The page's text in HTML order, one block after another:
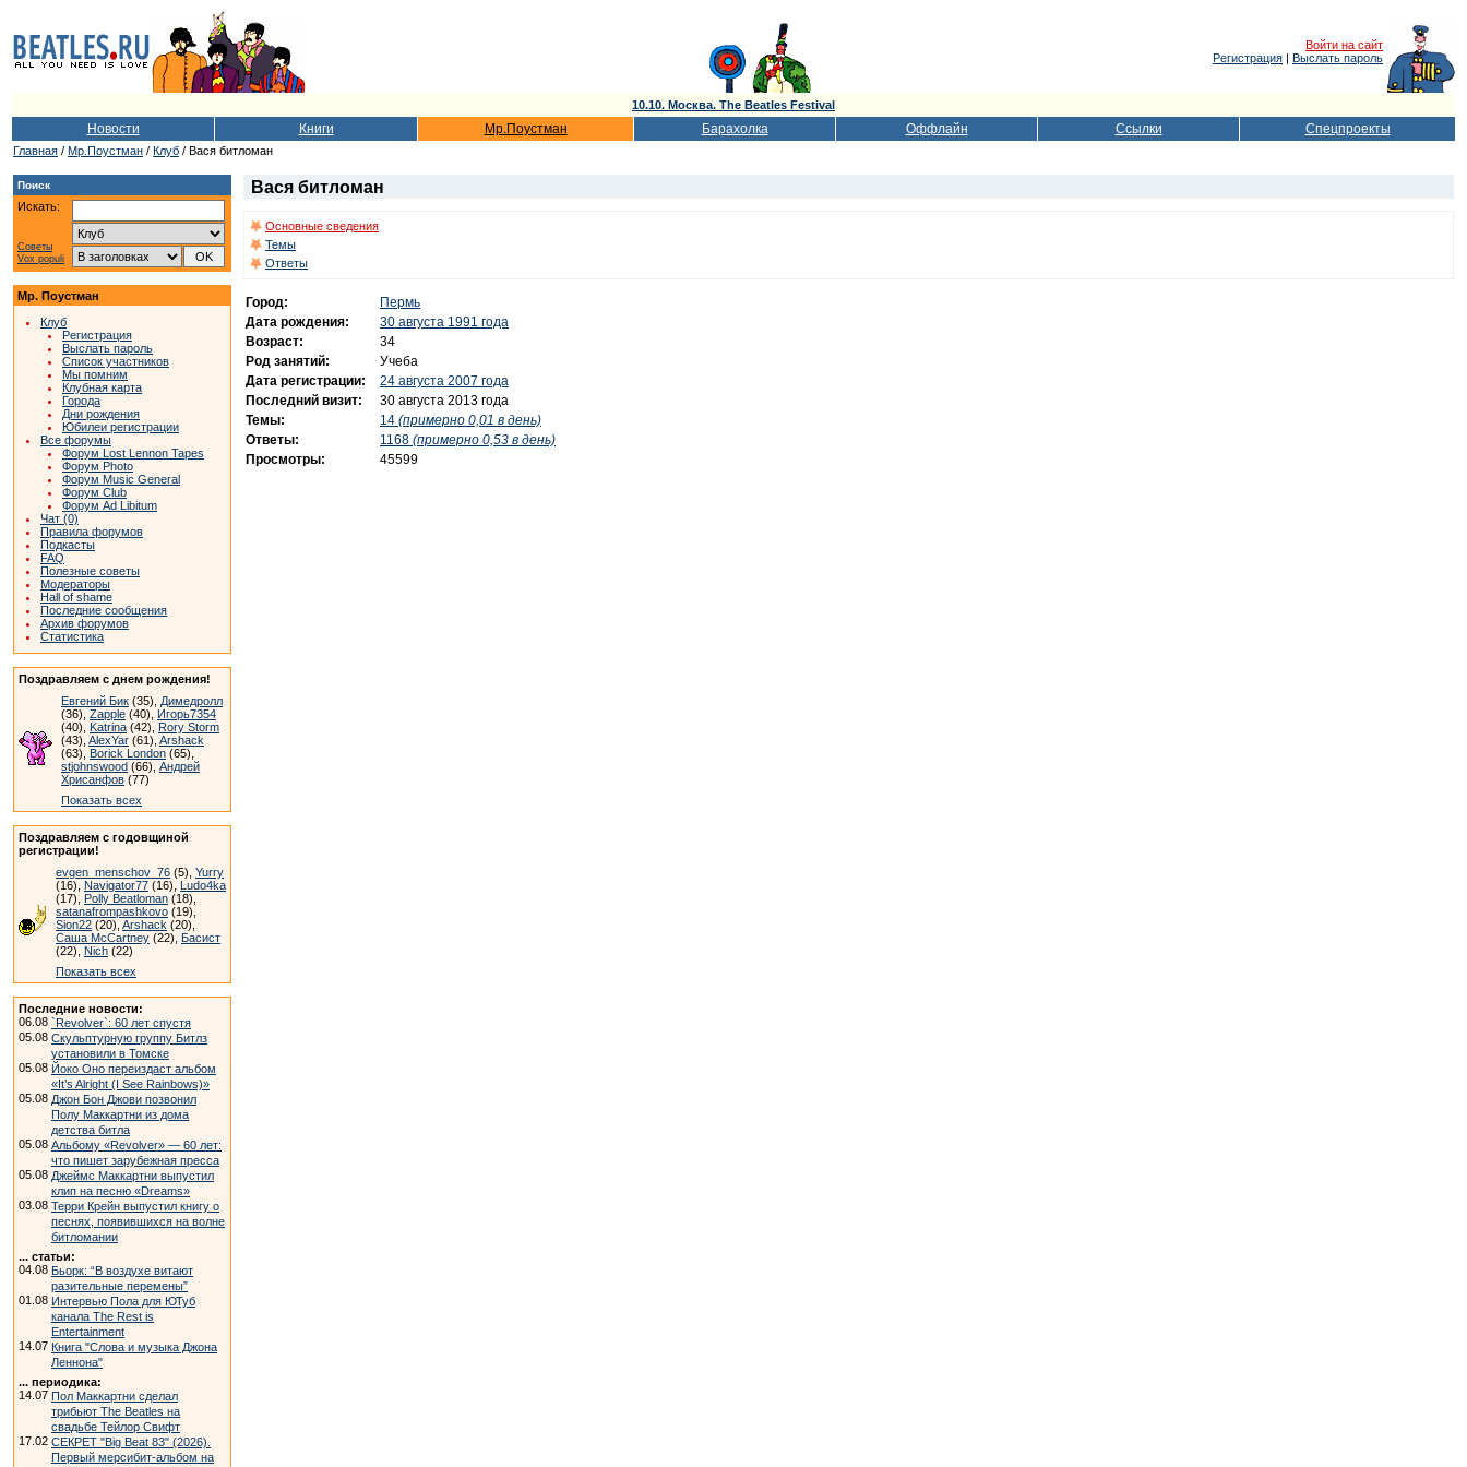
Войти на сайт
Регистрация | Выслать пароль
10.10. Москва. The Beatles Festival
Новости Книги Мр.Поустман Барахолка Оффлайн Ссылки Спецпроекты
Главная / Мр.Поустман / Клуб / Вася битломан
Поиск
Искать:
Советы
Vox populi
Мр. Поустман
Клуб
Регистрация
Выслать пароль
Список участников
Мы помним
Клубная карта
Города
Дни рождения
Юбилеи регистрации
Все форумы
Форум Lost Lennon Tapes
Форум Photo
Форум Music General
Форум Club
Форум Ad Libitum
Чат (0)
Правила форумов
Подкасты
FAQ
Полезные советы
Модераторы
Hall of shame
Последние сообщения
Архив форумов
Статистика
Поздравляем с днем рождения!
Евгений Бик (35), Димедролл
(36), Zapple (40), Игорь7354
(40), Katrina (42), Rory Storm
(43), AlexYar (61), Arshack
(63), Borick London (65),
stjohnswood (66), Андрей
Хрисанфов (77)
Показать всех
Поздравляем с годовщиной
регистрации!
evgen_menschov_76 (5), Yurry
(16), Navigator77 (16), Ludo4ka
(17), Polly Beatloman (18),
satanafrompashkovo (19),
Sion22 (20), Arshack (20),
Саша McCartney (22), Басист
(22), Nich (22)
Показать всех
Последние новости:
06.08 `Revolver`: 60 лет спустя
05.08 Скульптурную группу Битлз
установили в Томске
05.08 Йоко Оно переиздаст альбом
«It’s Alright (I See Rainbows)»
05.08 Джон Бон Джови позвонил
Полу Маккартни из дома
детства битла
05.08 Альбому «Revolver» — 60 лет:
что пишет зарубежная пресса
05.08 Джеймс Маккартни выпустил
клип на песню «Dreams»
03.08 Терри Крейн выпустил книгу о
песнях, появившихся на волне
битломании
... статьи:
04.08 Бьорк: “В воздухе витают
разительные перемены”
01.08 Интервью Пола для ЮТуб
канала The Rest is
Entertainment
14.07 Книга "Слова и музыка Джона
Леннона"
... периодика:
14.07 Пол Маккартни сделал
трибьют The Beatles на
свадьбе Тейлор Свифт
17.02 СЕКРЕТ "Big Beat 83" (2026).
Первый мерсибит-альбом на
Вася битломан
Основные сведения
Темы
Ответы
Город:
Пермь
Дата рождения:
30 августа 1991 года
Возраст:
34
Род занятий:
Учеба
Дата регистрации:
24 августа 2007 года
Последний визит:
30 августа 2013 года
Темы:
14 (примерно 0,01 в день)
Ответы:
1168 (примерно 0,53 в день)
Просмотры:
45599